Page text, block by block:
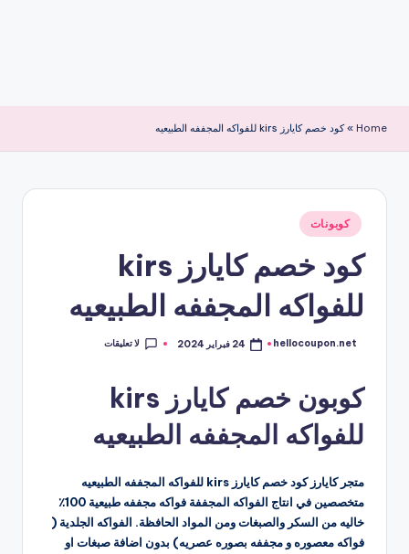
Home
»كود خصم كايارز kirs للفواكه المجففه الطبيعيه
نُشر
في
كوبونات
كود خصم كايارز kirs
للفواكه المجففه الطبيعيه
تمّ
hellocoupon.net 24 فبراير 2024 لا تعليقات
كوبون خصم كايارز kirs
للفواكه المجففه الطبيعيه
متجر كايارز كود خصم كايارز kirs للفواكه المجففه الطبيعيه
متخصصين في انتاج الفواكه المجففة فواكه مجففه طبيعية 100٪؜
خاليه من السكر والصبغات ومن المواد الحافظة. الفواكه الجلدية (
فواكه معصوره و مجففه بصوره عصريه) بدون اضافة صبغات او